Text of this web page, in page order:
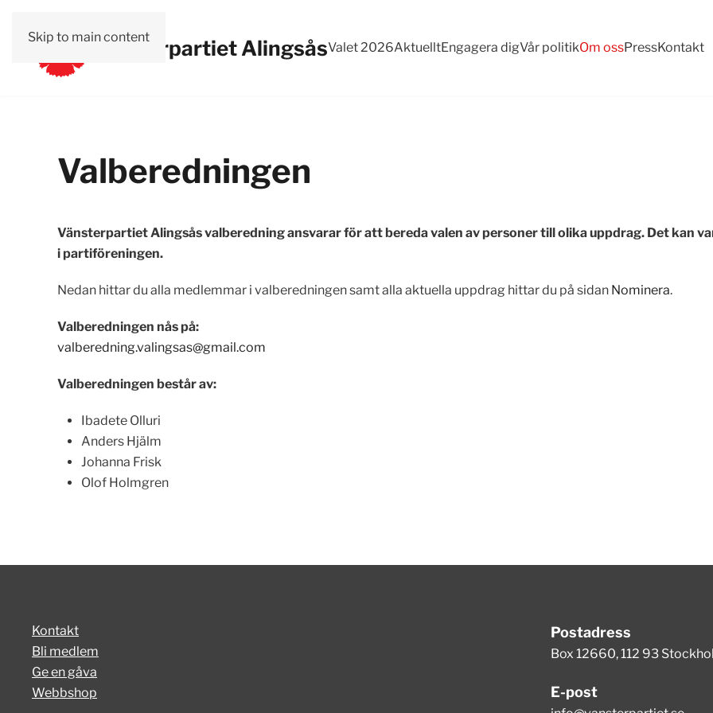
Skip to main contentVänsterpartiet AlingsåsValet 2026AktuelltEngagera digVår politikOm ossPressKontakt
Valberedningen
Vänsterpartiet Alingsås valberedning ansvarar för att bereda valen av personer till olika uppdrag. Det kan
i partiföreningen.
Nedan hittar du alla medlemmar i valberedningen samt alla aktuella uppdrag hittar du på sidan Nominera.
Valberedningen nås på:
valberedning.valingsas@gmail.com
Valberedningen består av:
Ibadete Olluri
Anders Hjälm
Johanna Frisk
Olof Holmgren
Kontakt
Bli medlem
Ge en gåva
Webbshop
Postadress
Box 12660, 112 93
E-post